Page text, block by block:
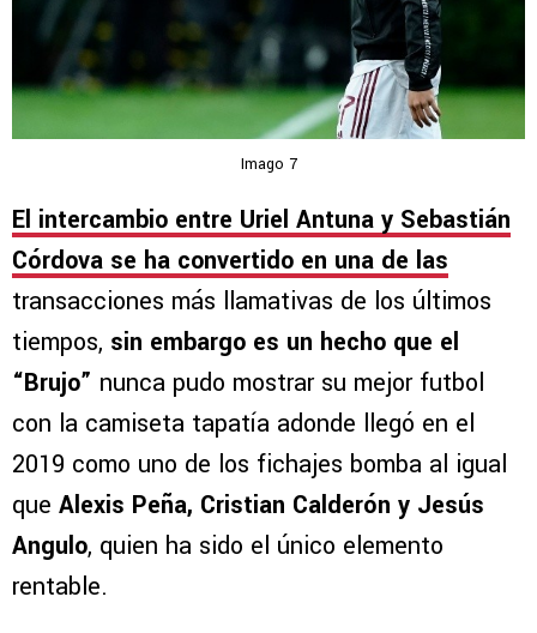
Imago 7
El intercambio entre Uriel Antuna y Sebastián
Córdova se ha convertido en una de las
transacciones más llamativas de los últimos
tiempos, sin embargo es un hecho que el
“Brujo” nunca pudo mostrar su mejor futbol
con la camiseta tapatía adonde llegó en el
2019 como uno de los fichajes bomba al igual
que Alexis Peña, Cristian Calderón y Jesús
Angulo, quien ha sido el único elemento
rentable.